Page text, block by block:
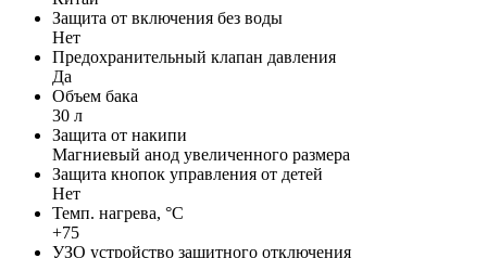
Защита от включения без воды
Нет
Предохранительный клапан давления
Да
Объем бака
30 л
Защита от накипи
Магниевый анод увеличенного размера
Защита кнопок управления от детей
Нет
Темп. нагрева, °С
+75
УЗО устройство защитного отключения